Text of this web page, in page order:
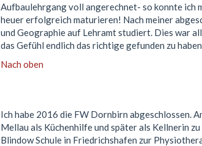
Aufbaulehrgang voll angerechnet- so konnte ich
heuer erfolgreich maturieren! Nach meiner
und Geographie auf Lehramt studiert. Dies war
das Gefühl endlich das richtige gefunden zu haben.
Nach oben
Ich habe 2016 die FW Dornbirn abgeschlossen.
Mellau als Küchenhilfe und später als Kellnerin
Blindow Schule in Friedrichshafen zur